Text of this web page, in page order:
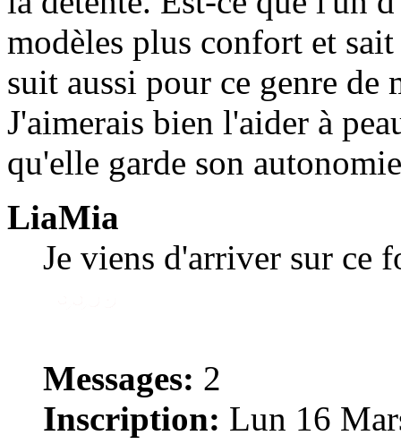
modèles plus confort et
suit aussi pour ce genre de
J'aimerais bien l'aider à
qu'elle garde son
LiaMia
Je viens d'arriver sur ce
Messages: 2
Inscription: Lun 16